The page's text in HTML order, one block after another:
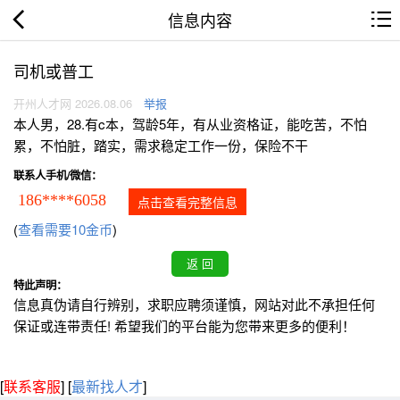
信息内容
司机或普工
开州人才网 2026.08.06 举报
本人男，28.有c本，驾龄5年，有从业资格证，能吃苦，不怕
累，不怕脏，踏实，需求稳定工作一份，保险不干
联系人手机/微信：
186****6058 点击查看完整信息
(查看需要10金币)
特此声明：
信息真伪请自行辨别，求职应聘须谨慎，网站对此不承担任何
保证或连带责任! 希望我们的平台能为您带来更多的便利！
[联系客服] [最新找人才]